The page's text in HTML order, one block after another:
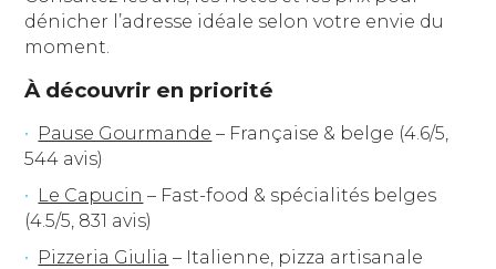
dénicher l’adresse idéale selon votre envie du
moment.
À découvrir en priorité
Pause Gourmande – Française & belge (4.6/5,
544 avis)
Le Capucin – Fast-food & spécialités belges
(4.5/5, 831 avis)
Pizzeria Giulia – Italienne, pizza artisanale